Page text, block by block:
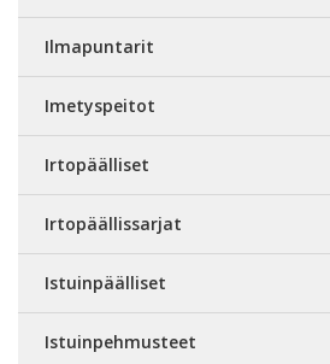
Ilmapuntarit
Imetyspeitot
Irtopäälliset
Irtopäällissarjat
Istuinpäälliset
Istuinpehmusteet